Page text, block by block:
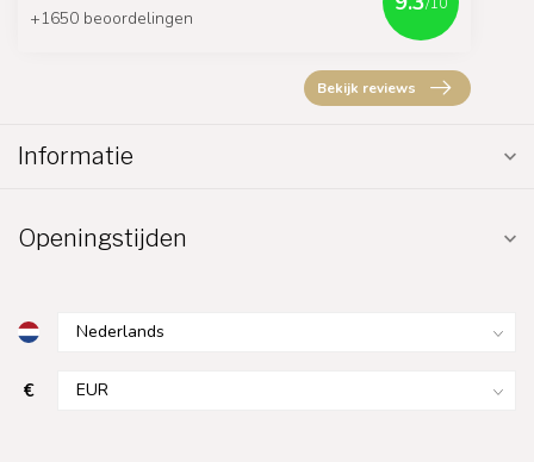
+1650 beoordelingen
Bekijk reviews
Informatie
Openingstijden
€